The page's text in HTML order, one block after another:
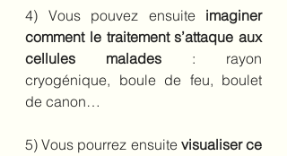
4) Vous pouvez ensuite imaginer
comment le traitement s’attaque aux
cellules malades : rayon
cryogénique, boule de feu, boulet
de canon…
5) Vous pourrez ensuite visualiser ce